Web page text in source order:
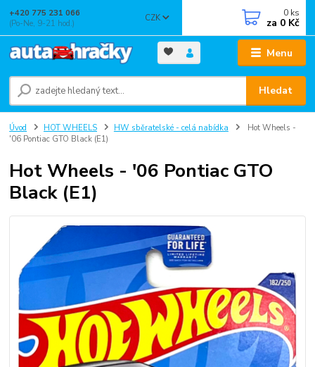
Menu
CZK
Hledat
+420 775 231 066
(Po-Ne, 9-21 hod.)
0 ks
za 0 Kč
Úvod HOT WHEELS HW sběratelské - celá nabídka
Hot Wheels -
'06 Pontiac GTO Black (E1)
Hot Wheels - '06 Pontiac GTO
Black (E1)